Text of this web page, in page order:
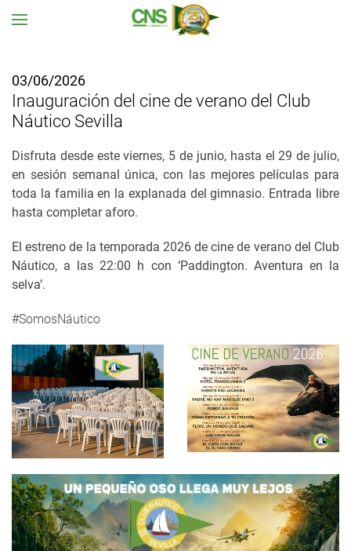
03/06/2026
Inauguración del cine de verano del Club
Náutico Sevilla
Disfruta desde este viernes, 5 de junio, hasta el 29 de julio,
en sesión semanal única, con las mejores películas para
toda la familia en la explanada del gimnasio. Entrada libre
hasta completar aforo.
El estreno de la temporada 2026 de cine de verano del Club
Náutico, a las 22:00 h con ‘Paddington. Aventura en la
selva’.
#SomosNáutico